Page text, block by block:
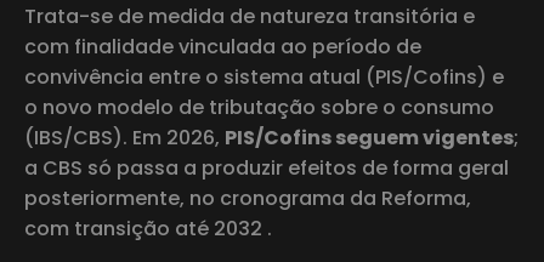
Trata-se de medida de natureza transitória e
com finalidade vinculada ao período de
convivência entre o sistema atual (PIS/Cofins) e
o novo modelo de tributação sobre o consumo
(IBS/CBS). Em 2026, PIS/Cofins seguem vigentes;
a CBS só passa a produzir efeitos de forma geral
posteriormente, no cronograma da Reforma,
com transição até 2032 .